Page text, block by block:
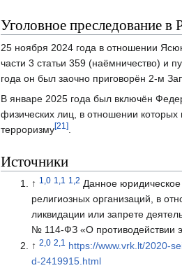
Уголовное преследование в
25 ноября 2024 года в отношении
части 3 статьи 359 (наёмничество) и
года он был заочно приговорён 2-м
В январе 2025 года был включён
физических лиц, в отношении которых
терроризму[21].
Источники
↑ 1,0 1,1 1,2 Данное
религиозных организаций, в
ликвидации или запрете
№ 114-ФЗ «О противодействии
↑2,0 2,1
https://www.vrk.lt/2020-
d-2419915.html